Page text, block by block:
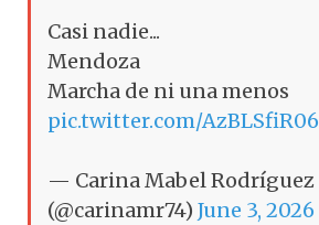
Casi nadie...
Mendoza
Marcha de ni una menos
pic.twitter.com/AzBLSfiR06
— Carina Mabel Rodríguez
(@carinamr74) June 3, 2026